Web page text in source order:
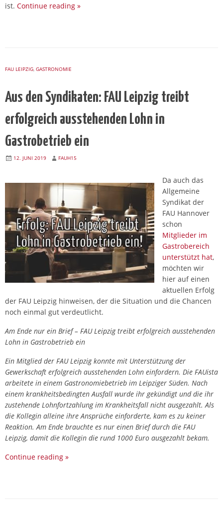
ist. Continue reading »
FAU LEIPZIG, GASTRONOMIE
Aus den Syndikaten: FAU Leipzig treibt
erfolgreich ausstehenden Lohn in
Gastrobetrieb ein
12. JUNI 2019 FAUH15
Da auch das
Allgemeine
Syndikat der
FAU Hannover
schon
Mitglieder im
Gastrobereich
unterstützt hat,
möchten wir
hier auf einen
aktuellen Erfolg
der FAU Leipzig hinweisen, der die Situation und die Chancen
noch einmal gut verdeutlicht.
Am Ende nur ein Brief – FAU Leipzig treibt erfolgreich ausstehenden
Lohn in Gastrobetrieb ein
Ein Mitglied der FAU Leipzig konnte mit Unterstützung der
Gewerkschaft erfolgreich ausstehenden Lohn einfordern. Die FAUista
arbeitete in einem Gastronomiebetrieb im Leipziger Süden. Nach
einem krankheitsbedingten Ausfall wurde ihr gekündigt und die ihr
zustehende Lohnfortzahlung im Krankheitsfall nicht ausgezahlt. Als
die Kollegin alleine ihre Ansprüche einforderte, kam es zu keiner
Reaktion. Am Ende brauchte es nur einen Brief durch die FAU
Leipzig, damit die Kollegin die rund 1000 Euro ausgezahlt bekam.
Continue reading »